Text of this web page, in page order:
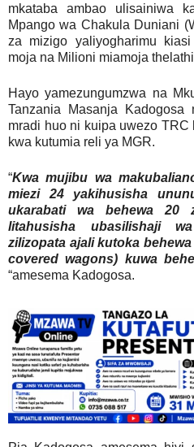
mkataba ambao ulisainiwa
Mpango wa Chakula Duniani
za mizigo yaliyogharimu
moja na Milioni miamoja
Hayo yamezungumzwa na
Tanzania Masanja
mradi huo ni kuipa uwezo
kwa kutumia reli ya MGR.
“Kwa mujibu wa
miezi 24 yakihusisha
ukarabati wa behewa
litahusisha ubasilishaji
zilizopata ajali kutoka
covered wagons) kuwa
“amesema Kadogosa.